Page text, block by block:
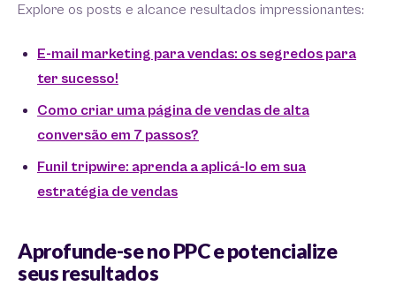
Explore os posts e alcance resultados impressionantes:
E-mail marketing para vendas: os segredos para
ter sucesso!
Como criar uma página de vendas de alta
conversão em 7 passos?
Funil tripwire: aprenda a aplicá-lo em sua
estratégia de vendas
Aprofunde-se no PPC e potencialize
seus resultados